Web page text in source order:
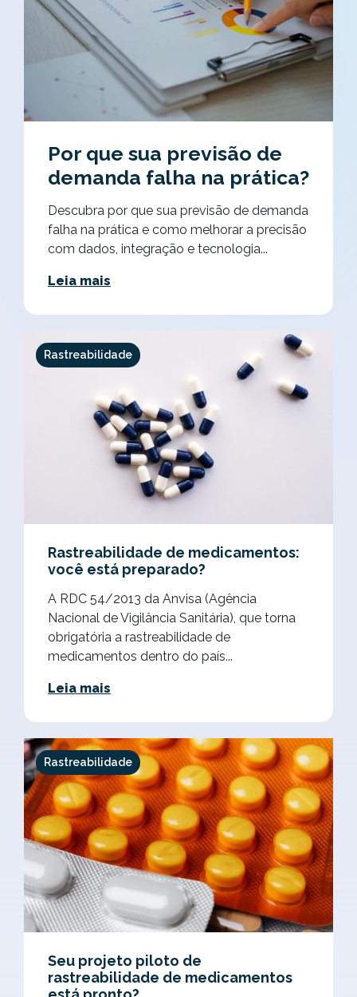
Por que sua previsão de
demanda falha na prática?
Descubra por que sua previsão de demanda
falha na prática e como melhorar a precisão
com dados, integração e tecnologia...
Leia mais
Rastreabilidade
Rastreabilidade de medicamentos:
você está preparado?
A RDC 54/2013 da Anvisa (Agência
Nacional de Vigilância Sanitária), que torna
obrigatória a rastreabilidade de
medicamentos dentro do país...
Leia mais
Rastreabilidade
Seu projeto piloto de
rastreabilidade de medicamentos